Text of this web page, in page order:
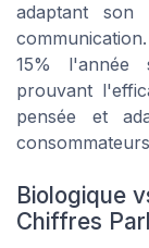
adaptant
15% l'année
prouvant
pensée et
Biologique
Chiffres